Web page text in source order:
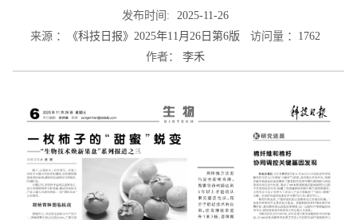
发布时间:
2025-11-26
来源 ：
《科技日报》2025年11月26日第6版 访问量 ： 1762
作者：
李禾